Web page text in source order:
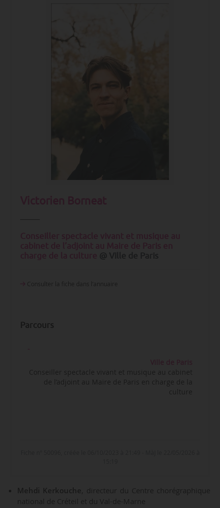
Parcours
Conseiller spectacle vivant et musique au cabinet
de l’adjoint au Maire de Paris en charge de la
culture
Mehdi Kerkouche , directeur du Centre chorégraphique
national de Créteil et du Val-de-Marne